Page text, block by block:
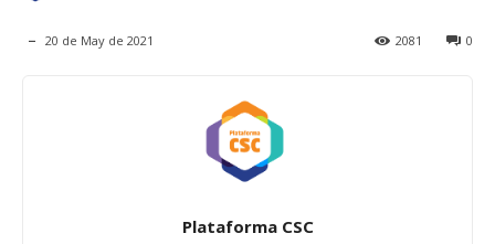
20 de May de 2021 0
2081
Plataforma CSC